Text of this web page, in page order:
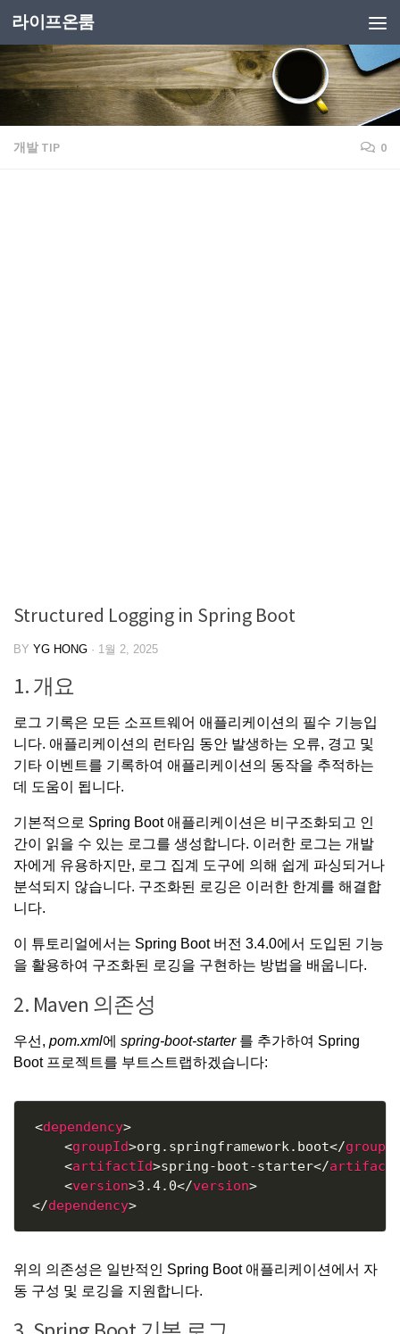
라이프온룸
개발 TIP 0
Structured Logging in Spring Boot
BY YG HONG · 1월 2, 2025
1. 개요
로그 기록은 모든 소프트웨어 애플리케이션의 필수 기능입
니다. 애플리케이션의 런타임 동안 발생하는 오류, 경고 및
기타 이벤트를 기록하여 애플리케이션의 동작을 추적하는
데 도움이 됩니다.
기본적으로 Spring Boot 애플리케이션은 비구조화되고 인
간이 읽을 수 있는 로그를 생성합니다. 이러한 로그는 개발
자에게 유용하지만, 로그 집계 도구에 의해 쉽게 파싱되거나
분석되지 않습니다. 구조화된 로깅은 이러한 한계를 해결합
니다.
이 튜토리얼에서는 Spring Boot 버전 3.4.0에서 도입된 기능
을 활용하여 구조화된 로깅을 구현하는 방법을 배웁니다.
2. Maven 의존성
우선, pom.xml에 spring-boot-starter 를 추가하여 Spring
Boot 프로젝트를 부트스트랩하겠습니다:
<dependency>
<groupId>org.springframework.boot</
<artifactId>spring-boot-starter</
<version>3.4.0</version>
</dependency>
위의 의존성은 일반적인 Spring Boot 애플리케이션에서 자
동 구성 및 로깅을 지원합니다.